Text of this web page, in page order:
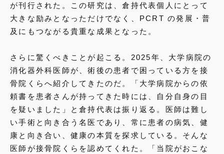
が刊行された。この研究は、倉持代表個人にとって
大きな励みとなっただけでなく、PCRT の発展・普
及にもつながる貴重な成果となった。
さらに驚くべきことが起こる。2025年、大学病院の
消化器外科医師が、術後の患者で困っている方を接
骨院くらへ紹介してきたのだ。「大学病院からの依
頼書を患者さんが持ってきた時には、自分自身の目
を疑いました」と倉持代表は振り返る。医師は難し
い手術と向き合う名医であり、常に患者の病気、健
康と向き合い、健康の本質を探求している。そんな
医師が接骨院くらを認めてくれた。「当院がおこな